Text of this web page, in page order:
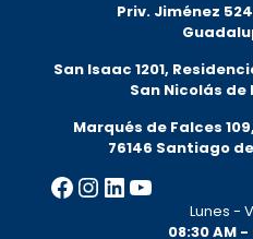
Priv. Jiménez
San Isaac 1201,
San Nicolás de
Marqués de Falces
76146 Santiago
Facebook
Instagram
LinkedIn
YouTube
Lunes -
08:30 AM -